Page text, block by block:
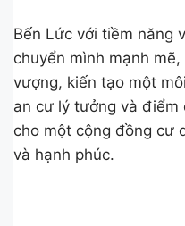
Bến Lức với tiềm năng
chuyển mình mạnh
vượng, kiến tạo một
an cư lý tưởng và điểm
cho một cộng đồng cư
và hạnh phúc.